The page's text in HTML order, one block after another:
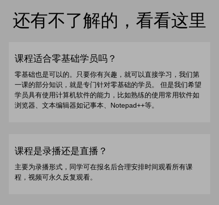
还有不了解的，看看这里
课程适合零基础学员吗？
零基础也是可以的。只要你有兴趣，就可以直接学习，我们第
一课的部分知识，就是专门针对零基础的学员。 但是我们希望
学员具有使用计算机软件的能力，比如熟练的使用常用软件如
浏览器、文本编辑器如记事本、Notepad++等。
课程是录播还是直播？
主要为录播形式，同学可在报名后合理安排时间观看所有课
程，视频可永久反复观看。